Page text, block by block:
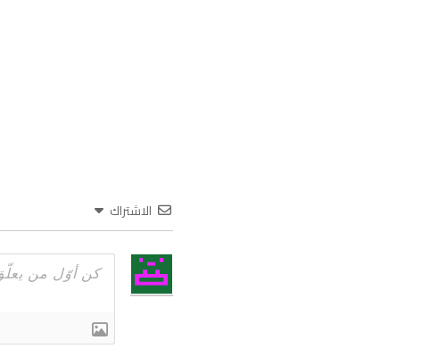
الاشتراك